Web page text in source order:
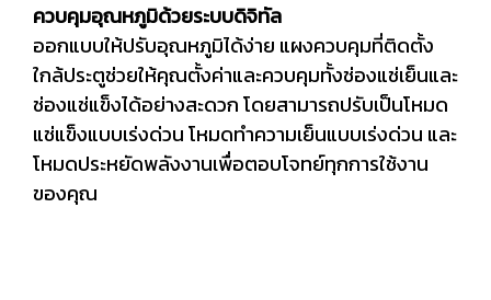
ควบคุมอุณหภูมิด้วยระบบดิจิทัล
ออกแบบให้ปรับอุณหภูมิได้ง่าย แผงควบคุมที่ติดตั้ง
ใกล้ประตูช่วยให้คุณตั้งค่าและควบคุมทั้งช่องแช่เย็นและ
ช่องแช่แข็งได้อย่างสะดวก โดยสามารถปรับเป็นโหมด
แช่แข็งแบบเร่งด่วน โหมดทำความเย็นแบบเร่งด่วน และ
โหมดประหยัดพลังงานเพื่อตอบโจทย์ทุกการใช้งาน
ของคุณ